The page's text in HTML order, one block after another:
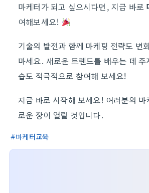
마케터가 되고 싶으시다면, 지금 바로
여해보세요!
기술의 발전과 함께 마케팅 전략도 변
마세요. 새로운 트렌드를 배우는 데
습도 적극적으로 참여해 보세요!
지금 바로 시작해 보세요! 여러분의 마
로운 장이 열릴 것입니다.
마케터교육